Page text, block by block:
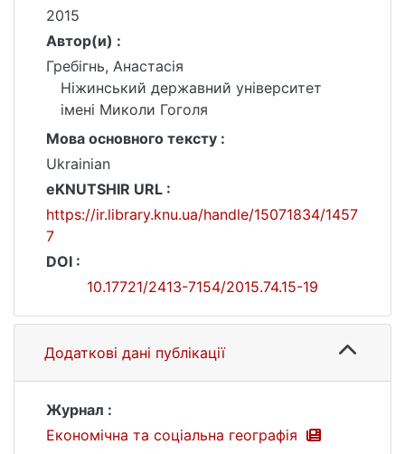
2015
Автор(и) :
Гребігнь, Анастасія
Ніжинський державний університет
імені Миколи Гоголя
Мова основного тексту :
Ukrainian
eKNUTSHIR URL :
https://ir.library.knu.ua/handle/15071834/1457
7
DOI :
10.17721/2413-7154/2015.74.15-19
Додаткові дані публікації
Журнал :
Економічна та соціальна географія